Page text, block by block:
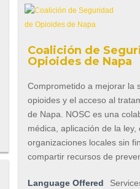
Coalición de
Opioides de Napa
Comprometido a mejorar la
opioides y el acceso al
de Napa. NOSC es una
médica, aplicación de la ley,
organizaciones locales sin
compartir recursos de
Language Offered